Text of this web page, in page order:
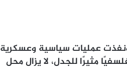
ونفذت عمليات سياسية وعسكرية
مثيرًا للجدل، لا يزال محل